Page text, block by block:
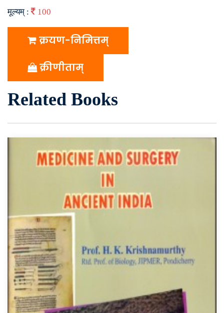
मूल्यम् : 100
क्रयण-निमित्तम्
क्रीणीताम्
Related Books